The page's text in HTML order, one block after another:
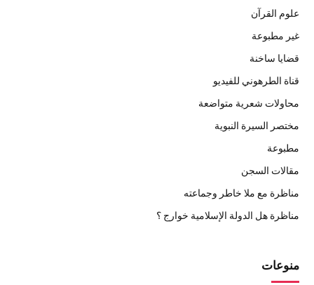
علوم القرآن
غير مطبوعة
قضايا ساخنة
قناة الطرهوني للفيديو
محاولات شعرية متواضعة
مختصر السيرة النبوية
مطبوعة
مقالات السجن
مناظرة مع ملا خاطر وجماعته
مناظرة هل الدولة الإسلامية خوارج ؟
منوعات